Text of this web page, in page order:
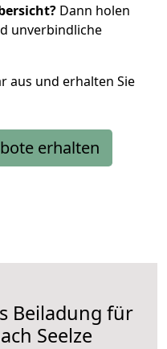
Dann holen
unverbindliche
aus und erhalten Sie
erhalten
Beiladung für
Seelze